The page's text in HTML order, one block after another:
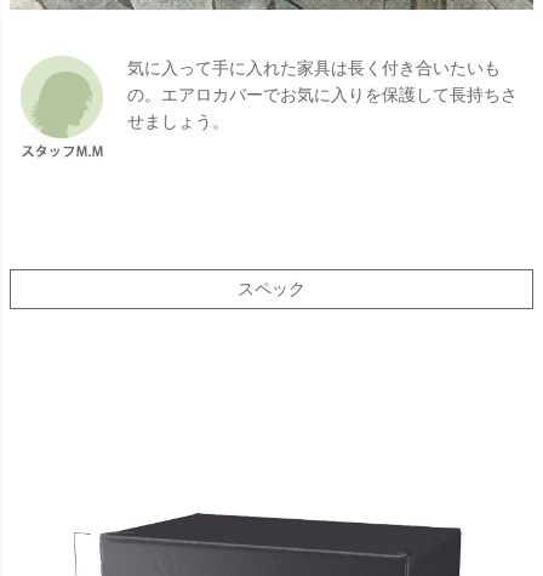
気に入って手に入れた家具は長く付き合いたいも
の。エアロカバーでお気に入りを保護して長持ちさ
せましょう。
スペック